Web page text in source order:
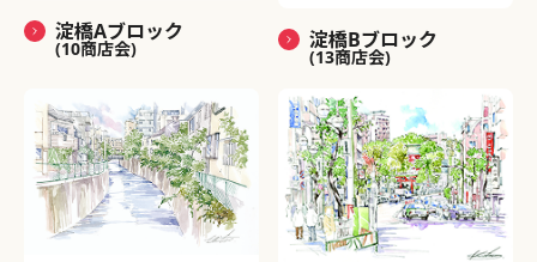
淀橋Aブロック
(10商店会) 淀橋Bブロック
(13商店会)